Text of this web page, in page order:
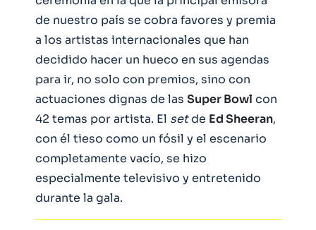
de nuestro país se cobra favores y premia
a los artistas internacionales que han
decidido hacer un hueco en sus agendas
para ir, no solo con premios, sino con
actuaciones dignas de las Super Bowl con
42 temas por artista. El setde Ed Sheeran,
con él tieso como un fósil y el escenario
completamente vacío, se hizo
especialmente televisivo y entretenido
durante la gala.